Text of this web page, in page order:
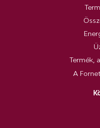
Termék,
A